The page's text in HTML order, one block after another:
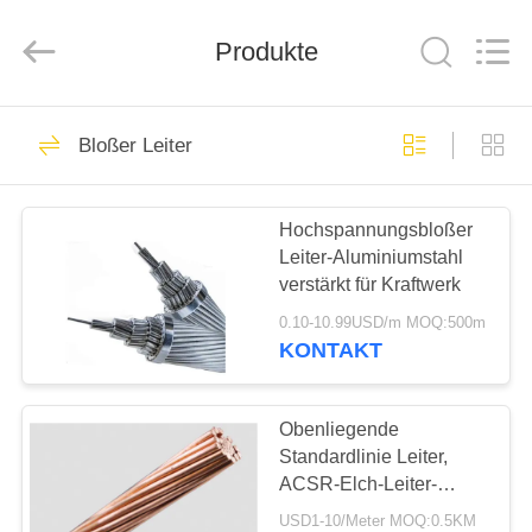
HAUS
PRODUKTE
UNS
AUSFLUG
Ltd..
XLPE-isolierte
301
PVC-Kabel
152
Produkte
Bloßer Leiter
Hochspannungsbloßer
Leiter-Aluminiumstahl
verstärkt für Kraftwerk
0.10-10.99USD/m MOQ:500m
KONTAKT
Obenliegende
Standardlinie Leiter,
ACSR-Elch-Leiter-
Runddraht CCC ASTM
USD1-10/Meter MOQ:0.5KM